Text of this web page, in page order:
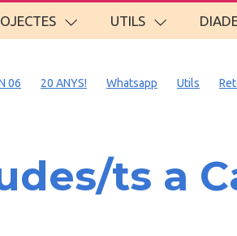
UTILS
06 20 ANYS! Whatsapp Utils
ts a